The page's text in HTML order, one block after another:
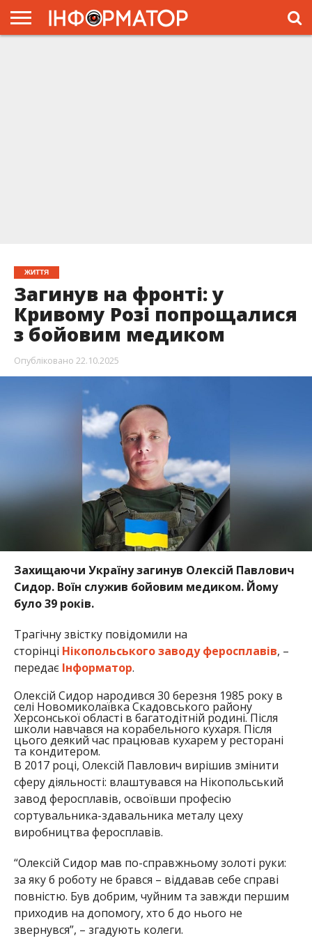
ЖИТТЯ
Загинув на фронті: у
Кривому Розі попрощалися
з бойовим медиком
Опубліковано 22.10.2025
Захищаючи Україну загинув Олексій Павлович
Сидор. Воїн служив бойовим медиком. Йому
було 39 років.
Трагічну звістку повідомили на
сторінці Нікопольського заводу феросплавів, –
передає Інформатор.
Олексій Сидор народився 30 березня 1985 року в
селі Новомиколаївка Скадовського району
Херсонської області в багатодітній родині. Після
школи навчався на корабельного кухаря. Після
цього деякий час працював кухарем у ресторані
та кондитером.
В 2017 році, Олексій Павлович вирішив змінити
сферу діяльності: влаштувався на Нікопольський
завод феросплавів, освоївши професію
сортувальника-здавальника металу цеху
виробництва феросплавів.
“Олексій Сидор мав по-справжньому золоті руки:
за яку б роботу не брався – віддавав себе справі
повністю. Був добрим, чуйним та завжди першим
приходив на допомогу, хто б до нього не
звернувся”, – згадують колеги.